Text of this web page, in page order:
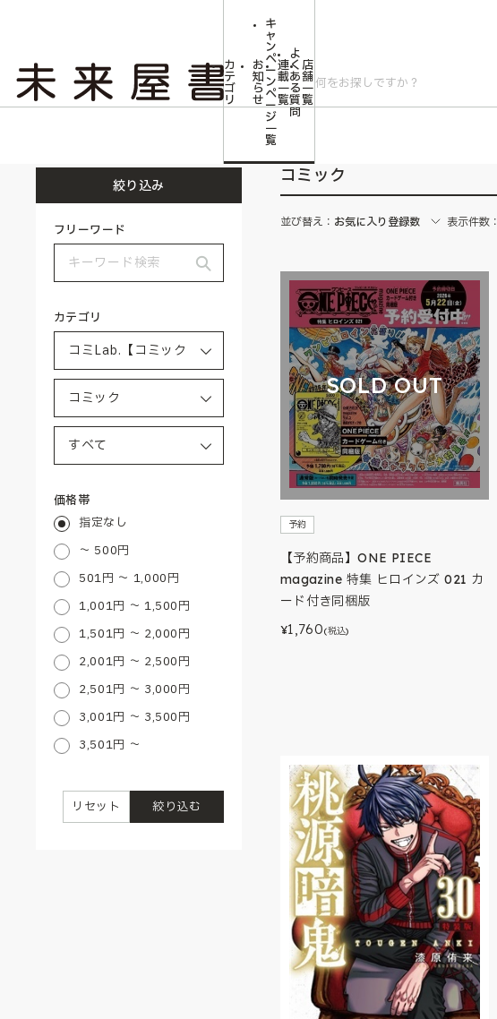
カ
テ
ゴ
リ
お
知
ら
せ
キ
ャ
ン
ペ
ー
ン
ペ
ー
ジ
一
覧
連
載
一
覧
よ
く
あ
る
質
問
店
舗
一
覧
コミック
絞り込み
フリーワード
カテゴリ
価格帯
指定なし
～ 500円
501円 ～ 1,000円
1,001円 ～ 1,500円
1,501円 ～ 2,000円
2,001円 ～ 2,500円
2,501円 ～ 3,000円
3,001円 ～ 3,500円
3,501円 ～
絞り込む
リセット
コミック
並び替え： お気に入り登録数 表示件数：
SOLD OUT
予約
【予約商品】ONE PIECE
magazine 特集 ヒロインズ 021 カ
ード付き同梱版
¥1,760(税込)